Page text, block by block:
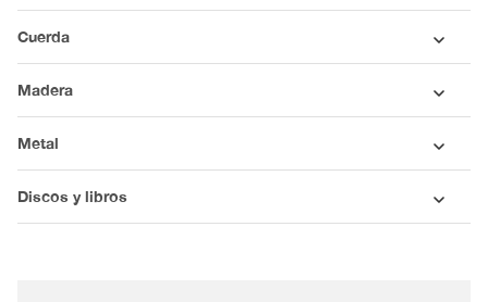
Cuerda
Madera
Metal
Discos y libros